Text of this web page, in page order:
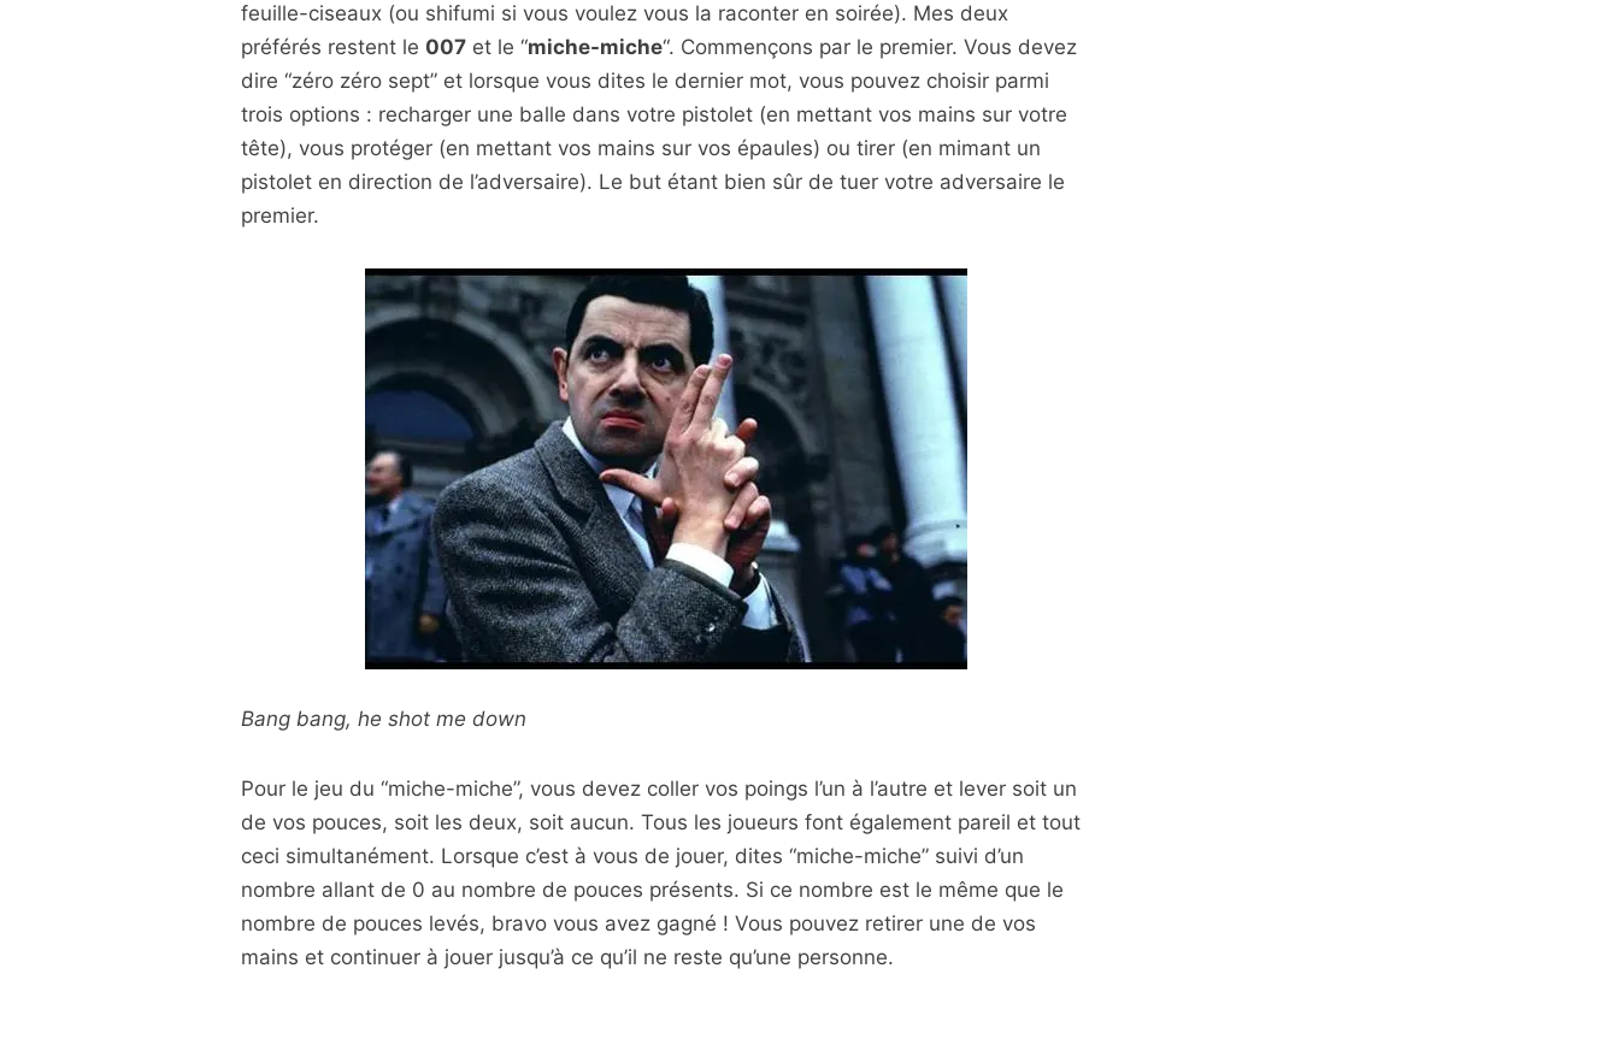
feuille-ciseaux (ou shifumi si vous voulez vous la raconter en soirée). Mes deux
préférés restent le 007et le “miche-miche“. Commençons par le premier. Vous devez
dire “zéro zéro sept” et lorsque vous dites le dernier mot, vous pouvez choisir parmi
trois options : recharger une balle dans votre pistolet (en mettant vos mains sur votre
tête), vous protéger (en mettant vos mains sur vos épaules) ou tirer (en mimant un
pistolet en direction de l’adversaire). Le but étant bien sûr de tuer votre adversaire le
premier.
Bang bang, he shot me down
Pour le jeu du “miche-miche”, vous devez coller vos poings l’un à l’autre et lever soit un
de vos pouces, soit les deux, soit aucun. Tous les joueurs font également pareil et tout
ceci simultanément. Lorsque c’est à vous de jouer, dites “miche-miche” suivi d’un
nombre allant de 0 au nombre de pouces présents. Si ce nombre est le même que le
nombre de pouces levés, bravo vous avez gagné ! Vous pouvez retirer une de vos
mains et continuer à jouer jusqu’à ce qu’il ne reste qu’une personne.